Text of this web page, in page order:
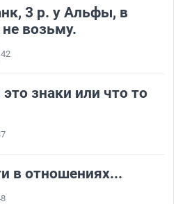
3 р. у Альфы, в
возьму.
42
знаки или что то
в отношениях...